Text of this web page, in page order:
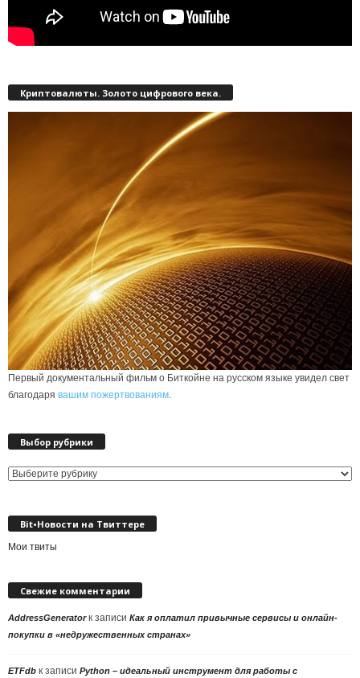
Криптовалюты. Золото цифрового века.
Первый документальный фильм о Биткойне на русском языке увидел свет
благодаря вашим пожертвованиям
Выбор рубрики
Выбор
Bit•Новости на Твиттере
Мои твиты
Свежие комментарии
AddressGeneratorк записи Как я оплатил привычные сервисы и онлайн-
покупки в «недружественных странах»
ETFdb к записи Python – идеальный инструмент для работы с